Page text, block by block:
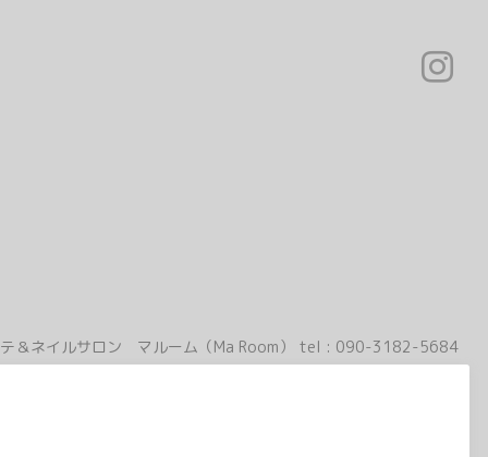
＆ネイルサロン マルーム（Ma Room） tel : 090-3182-5684